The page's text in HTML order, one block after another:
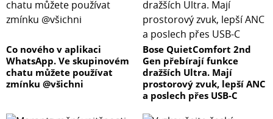
Co nového v aplikaci
WhatsApp. Ve skupinovém
chatu můžete používat
zmínku @všichni
Bose QuietComfort 2nd
Gen přebírají funkce
dražších Ultra. Mají
prostorový zvuk, lepší ANC
a poslech přes USB-C